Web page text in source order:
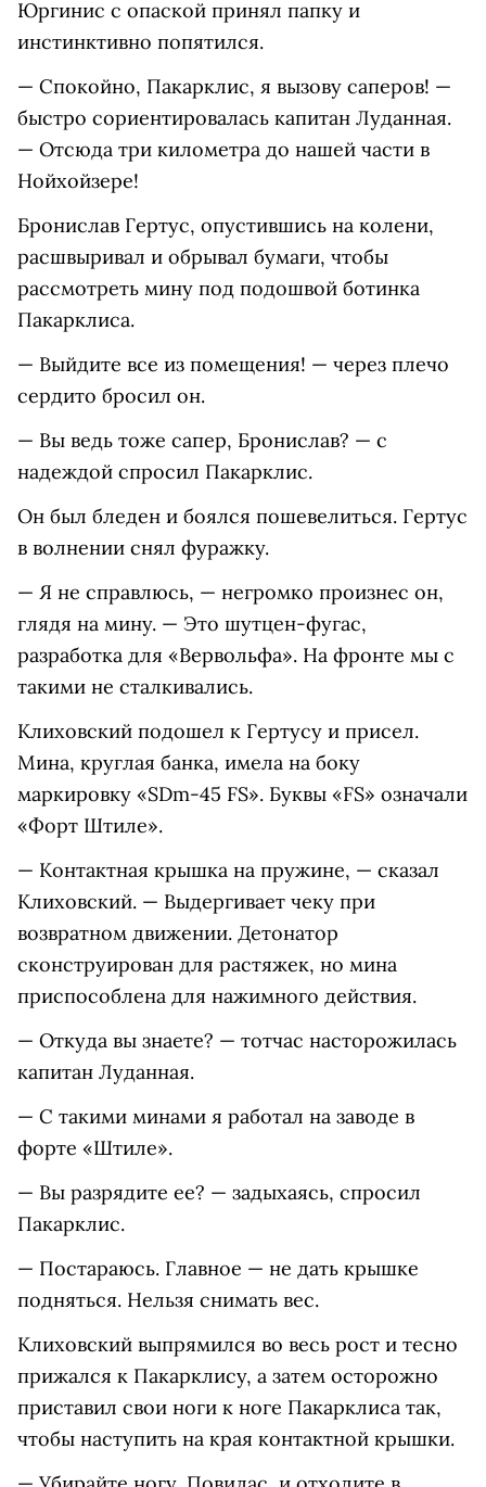
Юргинис с опаской принял папку и
инстинктивно попятился.
— Спокойно, Пакарклис, я вызову саперов! —
быстро сориентировалась капитан Луданная.
— Отсюда три километра до нашей части в
Нойхойзере!
Бронислав Гертус, опустившись на колени,
расшвыривал и обрывал бумаги, чтобы
рассмотреть мину под подошвой ботинка
Пакарклиса.
— Выйдите все из помещения! — через плечо
сердито бросил он.
— Вы ведь тоже сапер, Бронислав? — с
надеждой спросил Пакарклис.
Он был бледен и боялся пошевелиться. Гертус
в волнении снял фуражку.
— Я не справлюсь, — негромко произнес он,
глядя на мину. — Это шутцен-фугас,
разработка для «Вервольфа». На фронте мы с
такими не сталкивались.
Клиховский подошел к Гертусу и присел.
Мина, круглая банка, имела на боку
маркировку «SDm-45 FS». Буквы «FS» означали
«Форт Штиле».
— Контактная крышка на пружине, — сказал
Клиховский. — Выдергивает чеку при
возвратном движении. Детонатор
сконструирован для растяжек, но мина
приспособлена для нажимного действия.
— Откуда вы знаете? — тотчас насторожилась
капитан Луданная.
— С такими минами я работал на заводе в
форте «Штиле».
— Вы разрядите ее? — задыхаясь, спросил
Пакарклис.
— Постараюсь. Главное — не дать крышке
подняться. Нельзя снимать вес.
Клиховский выпрямился во весь рост и тесно
прижался к Пакарклису, а затем осторожно
приставил свои ноги к ноге Пакарклиса так,
чтобы наступить на края контактной крышки.